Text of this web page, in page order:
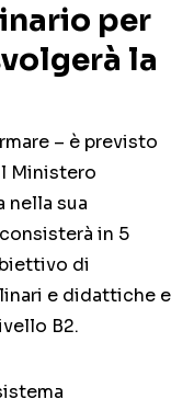
per
la
– è previsto
Ministero
nella sua
in 5
di
e didattiche e
B2.